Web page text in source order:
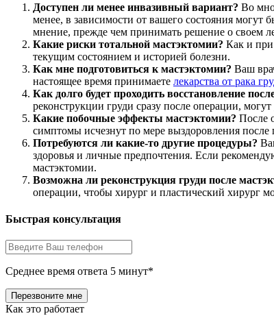
Доступен ли менее инвазивный вариант? Во
менее, в зависимости от вашего состояния могут
мнение, прежде чем принимать решение о своем
Какие риски тотальной мастэктомии? Как и при
текущим состоянием и историей болезни.
Как мне подготовиться к мастэктомии? Ваш
настоящее время принимаете лекарства от рака
Как долго будет проходить восстановление
реконструкции груди сразу после операции,
Какие побочные эффекты мастэктомии? После
симптомы исчезнут по мере выздоровления после
Потребуются ли какие-то другие процедуры?
здоровья и личные предпочтения. Если
мастэктомии.
Возможна ли реконструкция груди после
операции, чтобы хирург и пластический хирург
Быстрая консультация
Среднее время ответа 5 минут*
Как это работает